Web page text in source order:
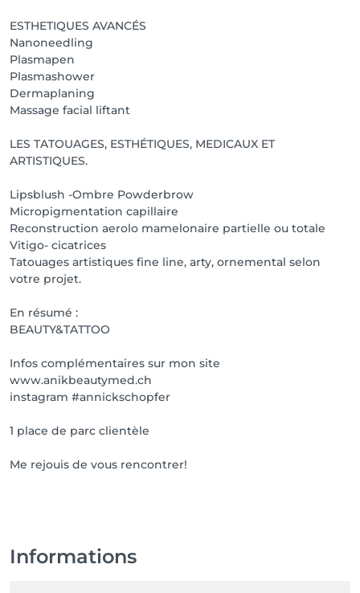
ESTHETIQUES AVANCÉS
Nanoneedling
Plasmapen
Plasmashower
Dermaplaning
Massage facial liftant
LES TATOUAGES, ESTHÉTIQUES, MEDICAUX ET
ARTISTIQUES.
Lipsblush -Ombre Powderbrow
Micropigmentation capillaire
Reconstruction aerolo mamelonaire partielle ou totale
Vitigo- cicatrices
Tatouages artistiques fine line, arty, ornemental selon
votre projet.
En résumé :
BEAUTY&TATTOO
Infos complémentaires sur mon site
www.anikbeautymed.ch
instagram #annickschopfer
1 place de parc clientèle
Me rejouis de vous rencontrer!
Informations